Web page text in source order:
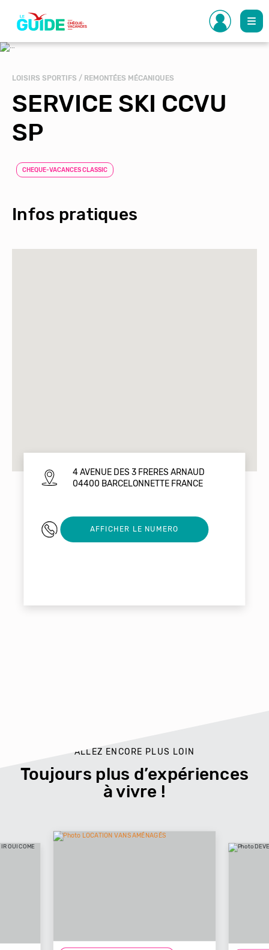
contenu
principal
LOISIRS SPORTIFS / REMONTÉES MÉCANIQUES
SERVICE SKI CCVU
SP
CHEQUE-VACANCES CLASSIC
Infos pratiques
4 AVENUE DES 3 FRERES ARNAUD
04400 BARCELONNETTE FRANCE
0492810402
AFFICHER LE NUMERO
ALLEZ ENCORE PLUS LOIN
Toujours plus d’expériences
à vivre !